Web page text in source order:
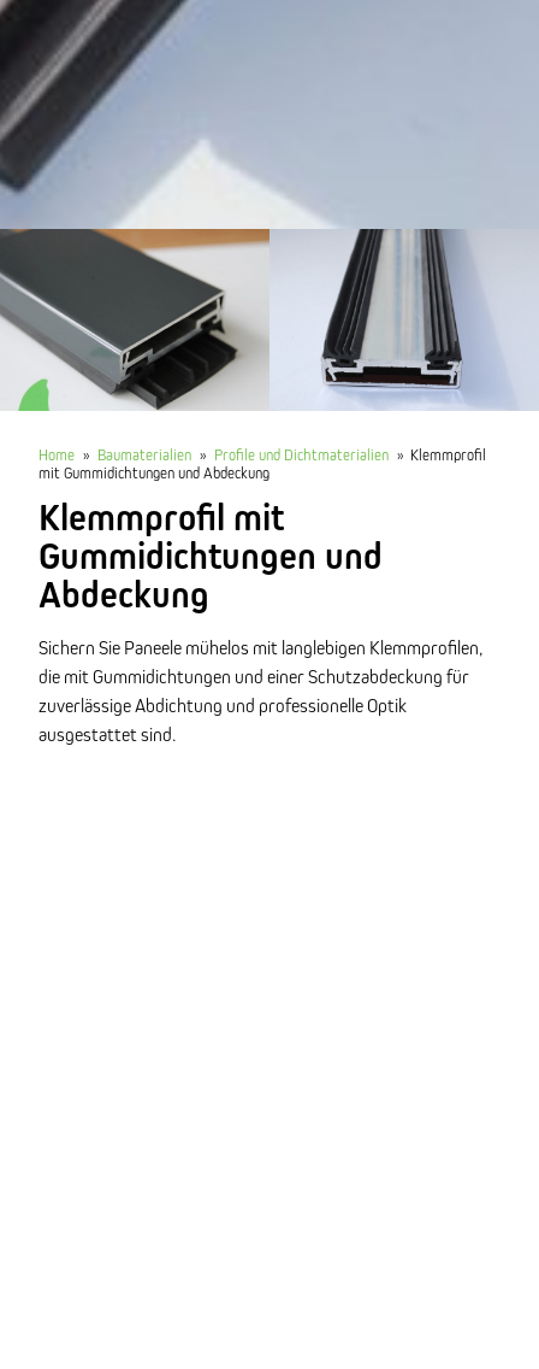
Home » Baumaterialien » Profile und Dichtmaterialien » Klemmprofil
mit Gummidichtungen und Abdeckung
Klemmprofil mit
Gummidichtungen und
Abdeckung
Sichern Sie Paneele mühelos mit langlebigen Klemmprofilen,
die mit Gummidichtungen und einer Schutzabdeckung für
zuverlässige Abdichtung und professionelle Optik
ausgestattet sind.